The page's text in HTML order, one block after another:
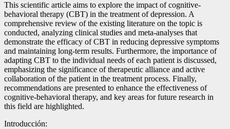
This scientific article aims to explore the impact of cognitive-
behavioral therapy (CBT) in the treatment of depression. A
comprehensive review of the existing literature on the topic is
conducted, analyzing clinical studies and meta-analyses that
demonstrate the efficacy of CBT in reducing depressive symptoms
and maintaining long-term results. Furthermore, the importance of
adapting CBT to the individual needs of each patient is discussed,
emphasizing the significance of therapeutic alliance and active
collaboration of the patient in the treatment process. Finally,
recommendations are presented to enhance the effectiveness of
cognitive-behavioral therapy, and key areas for future research in
this field are highlighted.
Introducción: